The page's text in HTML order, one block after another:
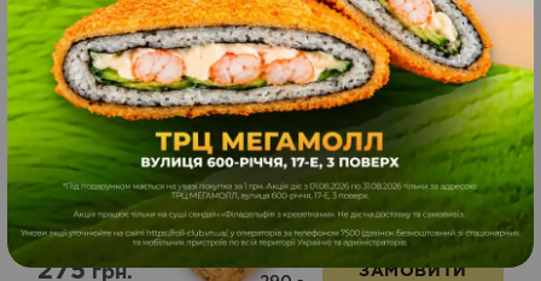
Новинка
Панко з креветками
275грн. ЗАМОВИТИ